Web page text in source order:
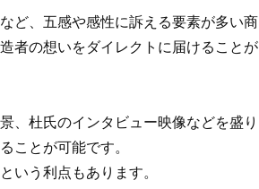
ど、五感や感性に訴える要素が多い商
者の想いをダイレクトに届けることが
、杜氏のインタビュー映像などを盛り
ことが可能です。
いう利点もあります。